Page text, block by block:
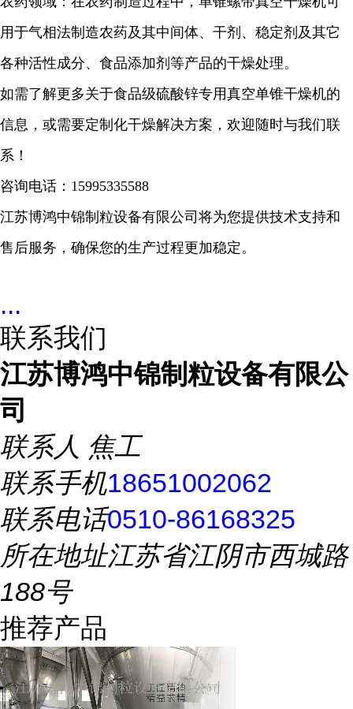
用于气相法制造农药及其中间体、干剂、稳定剂及其它
各种活性成分、食品添加剂等产品的干燥处理。
如需了解更多关于食品级硫酸锌专用真空单锥干燥机的
信息，或需要定制化干燥解决方案，欢迎随时与我们联
系！
咨询电话： 15995335588
江苏博鸿中锦制粒设备有限公司将为您提供技术支持和
售后服务，确保您的生产过程更加稳定。
...
联系我们
江苏博鸿中锦制粒设备有限公
司
联系人 焦工
联系手机18651002062
联系电话0510-86168325
所在地址江苏省江阴市西城路
188号
推荐产品